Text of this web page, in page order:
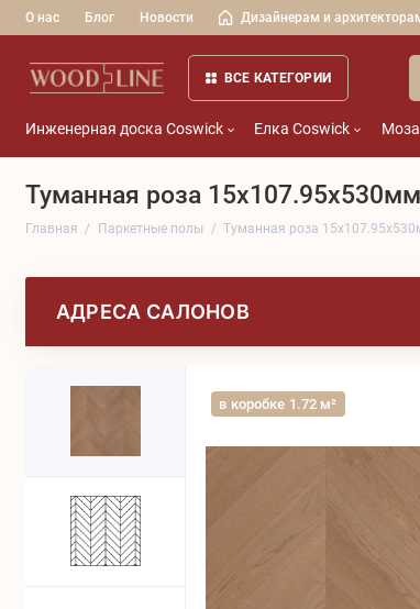
О нас Блог Новости Дизайнерам и
ВСЕ КАТЕГОРИИ
Инженерная доска Coswick Елка Coswick
Туманная роза
Главная Паркетные полы Туманная роза
АДРЕСА САЛОНОВ
в коробке 1.72 м²